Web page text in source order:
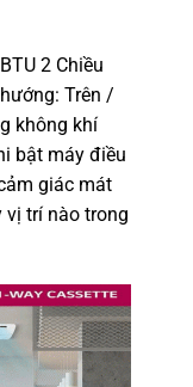
2 Chiều
Trên /
không khí
bật máy điều
giác mát
vị trí nào trong